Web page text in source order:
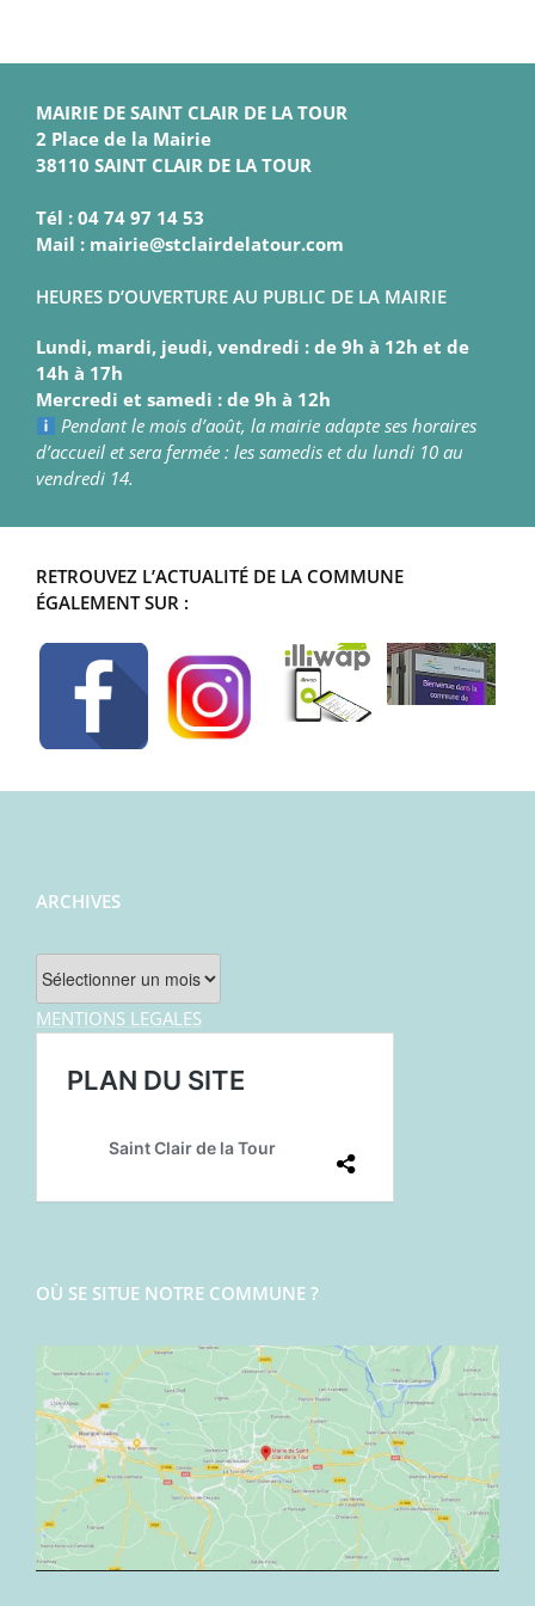
MAIRIE DE SAINT CLAIR DE LA TOUR
2 Place de la Mairie
38110 SAINT CLAIR DE LA TOUR
Tél : 04 74 97 14 53
Mail : mairie@stclairdelatour.com
HEURES D’OUVERTURE AU PUBLIC DE LA MAIRIE
Lundi, mardi, jeudi, vendredi : de 9h à 12h et de
14h à 17h
Mercredi et samedi : de 9h à 12h
Pendant le mois d’août, la mairie adapte ses horaires
d’accueil et sera fermée : les samedis et du lundi 10 au
vendredi 14.
RETROUVEZ L’ACTUALITÉ DE LA COMMUNE
ÉGALEMENT SUR :
ARCHIVES
Archives
MENTIONS LEGALES
OÙ SE SITUE NOTRE COMMUNE ?